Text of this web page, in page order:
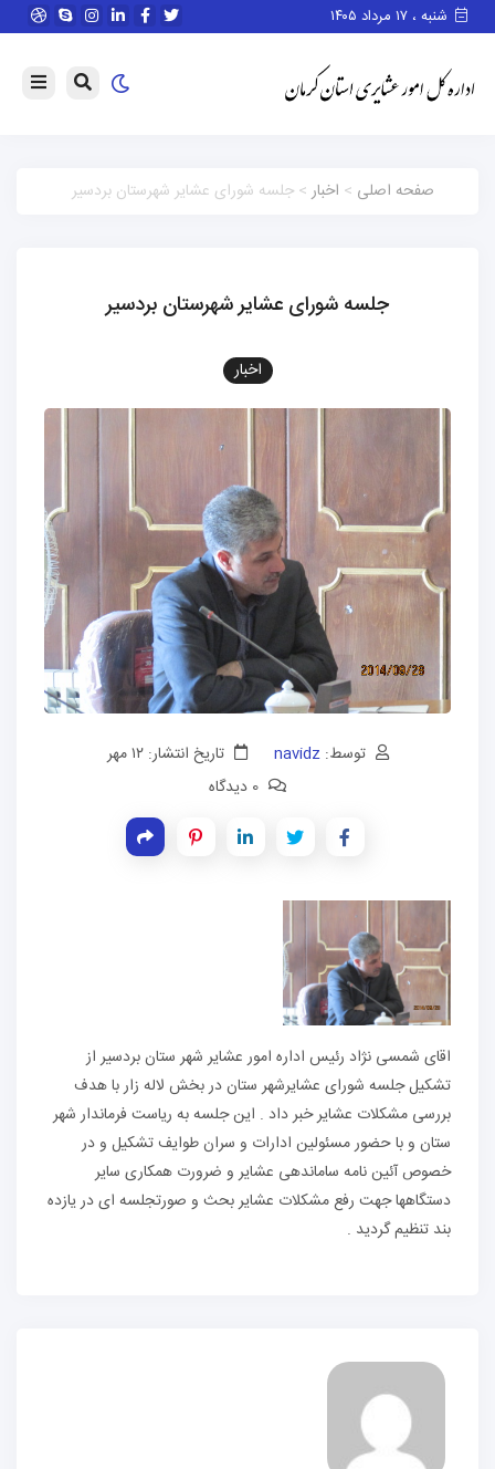
شنبه ، ۱۷ مرداد ۱۴۰۵
صفحه اصلی > اخبار> جلسه شورای عشایر شهرستان بردسیر
جلسه شورای عشایر شهرستان بردسیر
اخبار
توسط:navidz
تاریخ انتشار: ۱۲ مهر
اقای شمسی نژاد رئیس اداره امور عشایر شهر ستان بردسیر از
تشکیل جلسه شورای عشایرشهر ستان در بخش لاله زار با هدف
بررسی مشکلات عشایر خبر داد . این جلسه به ریاست فرماندار شهر
ستان و با حضور مسئولین ادارات و سران طوایف تشکیل و در
خصوص آئین نامه ساماندهی عشایر و ضرورت همکاری سایر
دستگاهها جهت رفع مشکلات عشایر بحث و صورتجلسه ای در یازده
بند تنظیم گردید .